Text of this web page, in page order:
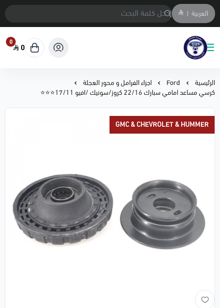
العربية |
متجر المحمادي لقطع السيارات
0
0
الرئيسية Ford
اجزاء الفرامل و محور العجلة
كرسي مساعد امامي سبارك 22/16 كروز/سونيك /افيو 17/11⭐⭐⭐
GMC & CHEVROLET & HUMMER